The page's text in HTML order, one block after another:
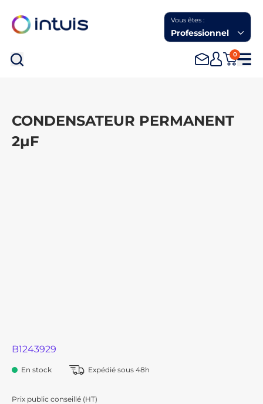
Vous êtes :
Professionnel
0
CONDENSATEUR PERMANENT
2µF
B1243929
En stock Expédié sous 48h
Prix public conseillé (HT)